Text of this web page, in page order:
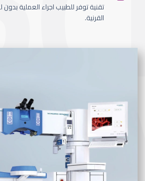
تقنية توفر للطبيب اجراء العملية
القرنية.